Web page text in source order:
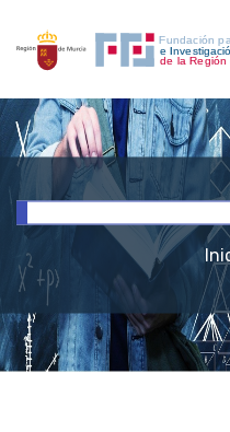
INICIO
INVESTIGACIÓN
RRHH